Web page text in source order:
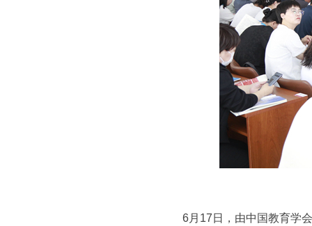
6月17日，由中国教育学会